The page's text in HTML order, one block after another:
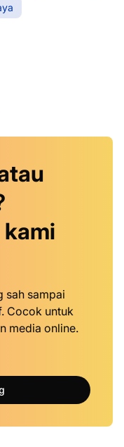
kami
sah sampai
Cocok untuk
media online.